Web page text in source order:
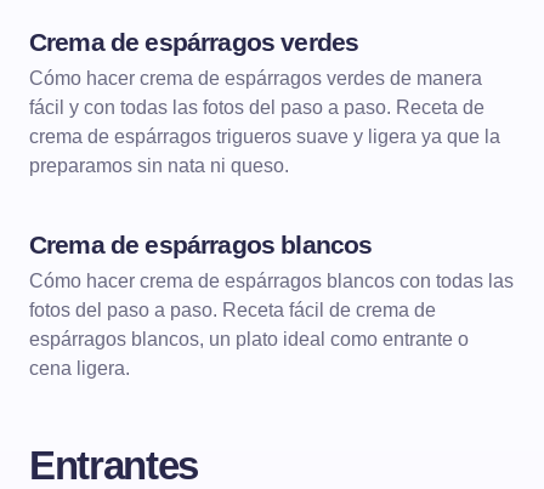
Crema de espárragos verdes
Cómo hacer crema de espárragos verdes de manera
fácil y con todas las fotos del paso a paso. Receta de
crema de espárragos trigueros suave y ligera ya que la
preparamos sin nata ni queso.
Crema de espárragos blancos
Cómo hacer crema de espárragos blancos con todas las
fotos del paso a paso. Receta fácil de crema de
espárragos blancos, un plato ideal como entrante o
cena ligera.
Entrantes